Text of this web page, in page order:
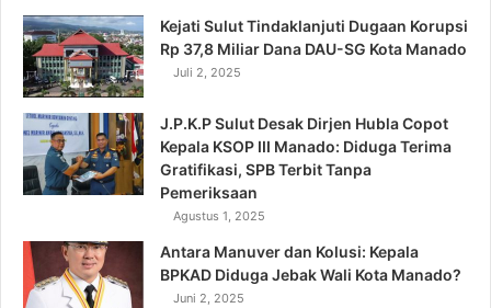
Kejati Sulut Tindaklanjuti Dugaan Korupsi
Rp 37,8 Miliar Dana DAU-SG Kota Manado
Juli 2, 2025
J.P.K.P Sulut Desak Dirjen Hubla Copot
Kepala KSOP III Manado: Diduga Terima
Gratifikasi, SPB Terbit Tanpa
Pemeriksaan
Agustus 1, 2025
Antara Manuver dan Kolusi: Kepala
BPKAD Diduga Jebak Wali Kota Manado?
Juni 2, 2025